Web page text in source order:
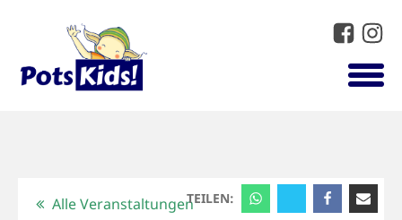
TEILEN:
Alle Veranstaltungen